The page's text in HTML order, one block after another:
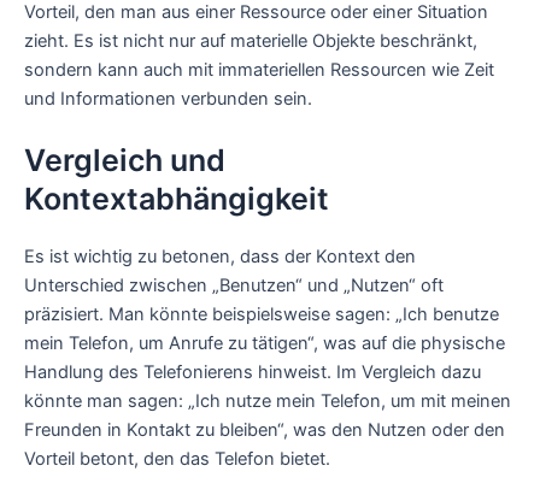
Vorteil, den man aus einer Ressource oder einer Situation
zieht. Es ist nicht nur auf materielle Objekte beschränkt,
sondern kann auch mit immateriellen Ressourcen wie Zeit
und Informationen verbunden sein.
Vergleich und
Kontextabhängigkeit
Es ist wichtig zu betonen, dass der Kontext den
Unterschied zwischen „Benutzen“ und „Nutzen“ oft
präzisiert. Man könnte beispielsweise sagen: „Ich benutze
mein Telefon, um Anrufe zu tätigen“, was auf die physische
Handlung des Telefonierens hinweist. Im Vergleich dazu
könnte man sagen: „Ich nutze mein Telefon, um mit meinen
Freunden in Kontakt zu bleiben“, was den Nutzen oder den
Vorteil betont, den das Telefon bietet.